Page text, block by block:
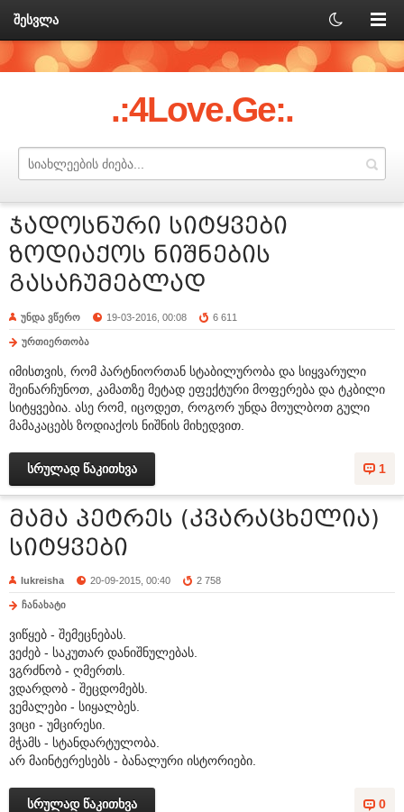
შესვლა
.:4Love.Ge:.
ჯადოსნური სიტყვები
ზოდიაქოს ნიშნების
გასაჩუმებლად
უნდა ვწერო 19-03-2016, 00:08 6 611
ურთიერთობა
იმისთვის, რომ პარტნიორთან სტაბილურობა და სიყვარული
შეინარჩუნოთ, კამათზე მეტად ეფექტური მოფერება და ტკბილი
სიტყვებია. ასე რომ, იცოდეთ, როგორ უნდა მოულბოთ გული
მამაკაცებს ზოდიაქოს ნიშნის მიხედვით.
1
სრულად წაკითხვა
მამა პეტრეს (კვარაცხელია)
სიტყვები
lukreisha 20-09-2015, 00:40 2 758
ჩანახატი
ვიწყებ - შემეცნებას.
ვეძებ - საკუთარ დანიშნულებას.
ვგრძნობ - ღმერთს.
ვდარდობ - შეცდომებს.
ვემალები - სიყალბეს.
ვიცი - უმცირესი.
მჭამს - სტანდარტულობა.
არ მაინტერესებს - ბანალური ისტორიები.
0
სრულად წაკითხვა